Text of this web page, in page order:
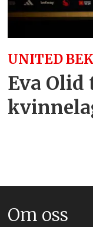
UNITED
Eva Olid
Om oss